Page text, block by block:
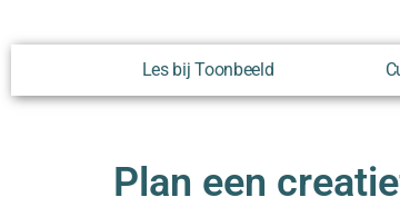
Les bij Toonbeeld
Plan een